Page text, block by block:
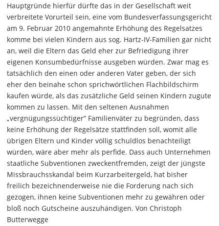
Hauptgründe hierfür dürfte das in der Gesellschaft weit
verbreitete Vorurteil sein, eine vom Bundesverfassungsgericht
am 9. Februar 2010 angemahnte Erhöhung des Regelsatzes
komme bei vielen Kindern aus sog. Hartz-IV-Familien gar nicht
an, weil die Eltern das Geld eher zur Befriedigung ihrer
eigenen Konsumbedürfnisse ausgeben würden. Zwar mag es
tatsächlich den einen oder anderen Vater geben, der sich
eher den beinahe schon sprichwörtlichen Flachbildschirm
kaufen würde, als das zusätzliche Geld seinen Kindern zugute
kommen zu lassen. Mit den seltenen Ausnahmen
„vergnügungssüchtiger“ Familienväter zu begründen, dass
keine Erhöhung der Regelsätze stattfinden soll, womit alle
übrigen Eltern und Kinder völlig schuldlos benachteiligt
würden, wäre aber mehr als perfide. Dass auch Unternehmen
staatliche Subventionen zweckentfremden, zeigt der jüngste
Missbrauchsskandal beim Kurzarbeitergeld, hat bisher
freilich bezeichnenderweise nie die Forderung nach sich
gezogen, ihnen keine Subventionen mehr zu gewähren oder
bloß noch Gutscheine auszuhändigen. Von Christoph
Butterwegge